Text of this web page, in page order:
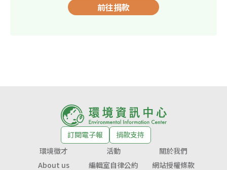
前往捐款
訂閱電子報
捐款支持
環境徵才
活動
關於我們
About us
編輯室自律公約 網站授權條款